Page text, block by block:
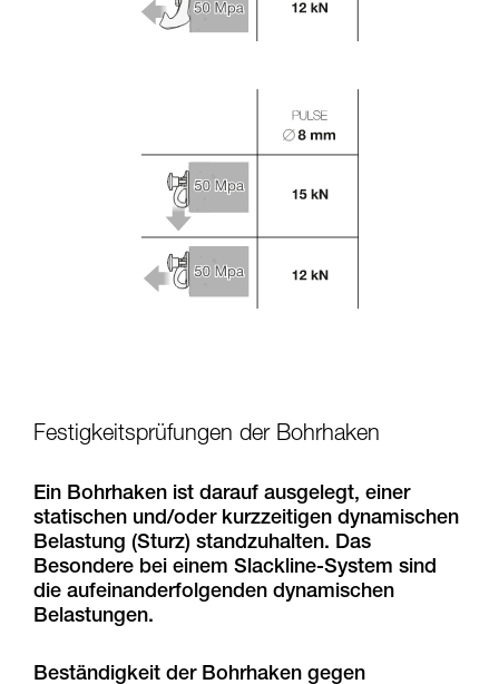
Festigkeitsprüfungen der Bohrhaken
Ein Bohrhaken ist darauf ausgelegt, einer
statischen und/oder kurzzeitigen dynamischen
Belastung (Sturz) standzuhalten. Das
Besondere bei einem Slackline-System sind
die aufeinanderfolgenden dynamischen
Belastungen.
Beständigkeit der Bohrhaken gegen